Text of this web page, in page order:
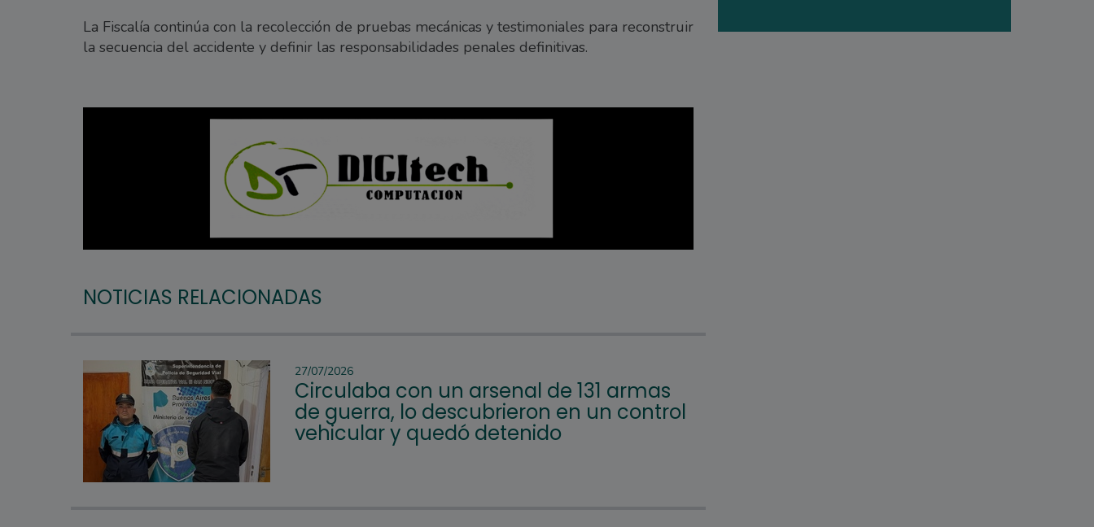
La Fiscalía continúa con la recolección de pruebas mecánicas y testimoniales para reconstruir
la secuencia del accidente y definir las responsabilidades penales definitivas.
NOTICIAS RELACIONADAS
27/07/2026
Circulaba con un arsenal de 131 armas
de guerra, lo descubrieron en un control
vehicular y quedó detenido